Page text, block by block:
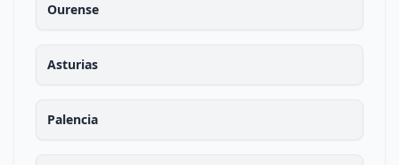
Ourense
Asturias
Palencia